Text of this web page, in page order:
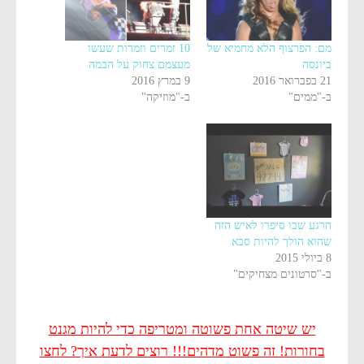
מם: הפרצוף הלא מחמיא של
ביונסה
21 בפברואר 2016
ב-"ממים"
10 זמרים וזמרות שעשו
מעצמם צחוק על הבמה
9 במרץ 2016
ב-"מוזיקה"
הרגע שבו סיפרו לאיש הזה
שהוא הולך להיות סבא
8 ביולי 2015
ב-"סרטונים מצחיקים"
יש שיטה אחת פשוטה ומטריפה כדי להיות מגנט
בחורות! זה פשוט מדהים!!! רוצים לדעת איך? לחצו